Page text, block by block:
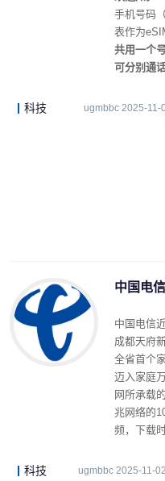
手机号码
表作为
共用一个
可分别通
科技 ugmbbc 2025-11-
中国电
中国电信
成都天府
全省首个
迈入家庭
网所承载
兆网络的
频，下载
科技 ugmbbc 2025-11-